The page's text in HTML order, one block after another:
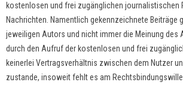
kostenlosen und frei zugänglichen journalistischen
Nachrichten. Namentlich gekennzeichnete Beiträge
jeweiligen Autors und nicht immer die Meinung des
durch den Aufruf der kostenlosen und frei
keinerlei Vertragsverhältnis zwischen dem Nutzer
zustande, insoweit fehlt es am